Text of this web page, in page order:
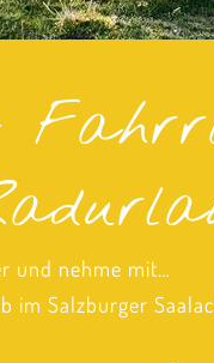
und nehme mit…
im Salzburger